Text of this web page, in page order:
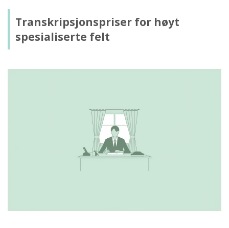
Transkripsjonspriser for høyt
spesialiserte felt